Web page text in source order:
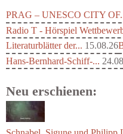
PRAG – UNESCO CITY
Radio T - Hörspiel
Literaturblätter der... 15.08.26
Hans-Bernhard-Schiff-...
Neu erschienen: